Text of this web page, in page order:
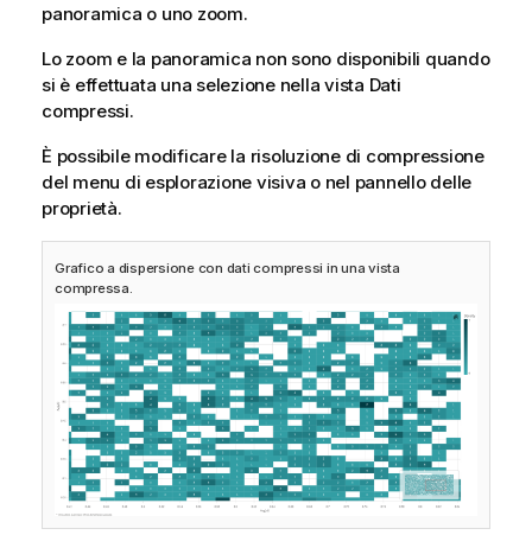
panoramica o uno zoom.
Lo zoom e la panoramica non sono disponibili quando
si è effettuata una selezione nella vista Dati
compressi.
È possibile modificare la risoluzione di compressione
del menu di esplorazione visiva o nel pannello delle
proprietà.
Grafico a dispersione con dati compressi in una vista
compressa.